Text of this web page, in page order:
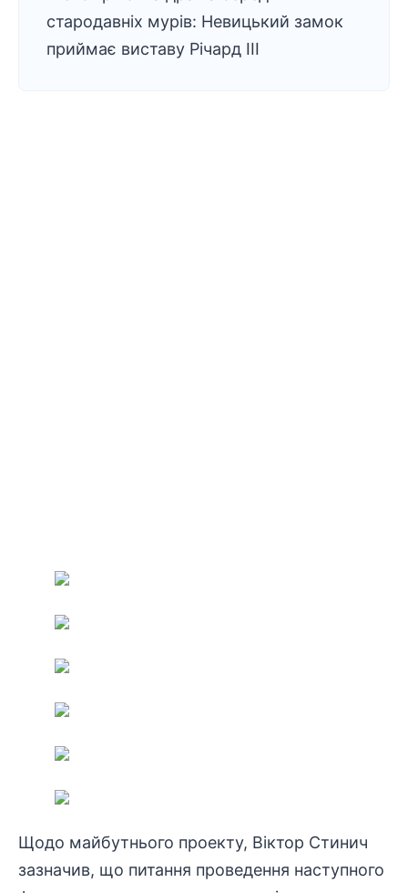
стародавніх мурів: Невицький замок
приймає виставу Річард ІІІ
Щодо майбутнього проекту, Віктор Стинич
зазначив, що питання проведення наступного